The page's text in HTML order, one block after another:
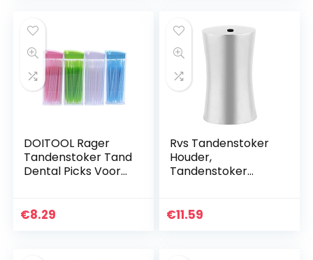
DOITOOL Rager
Tandenstoker Tand
Dental Picks Voor
Interdentale
€8.29
Rvs Tandenstoker
Houder,
Tandenstoker
Houder
€11.59